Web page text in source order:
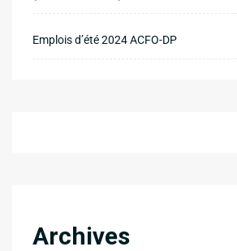
Emplois d’été 2024 ACFO-DP
Archives